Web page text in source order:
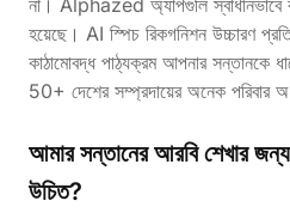
না। Alphazed অ্যাপগুলি স্বাধীনভাবে
হয়েছে। AI স্পিচ রিকগনিশন উচ্চারণ
কাঠামোবদ্ধ পাঠ্যক্রম আপনার সন্তানকে
50+ দেশের সম্প্রদায়ের অনেক পরিবার
আমার সন্তানের আরবি শেখার
উচিত?